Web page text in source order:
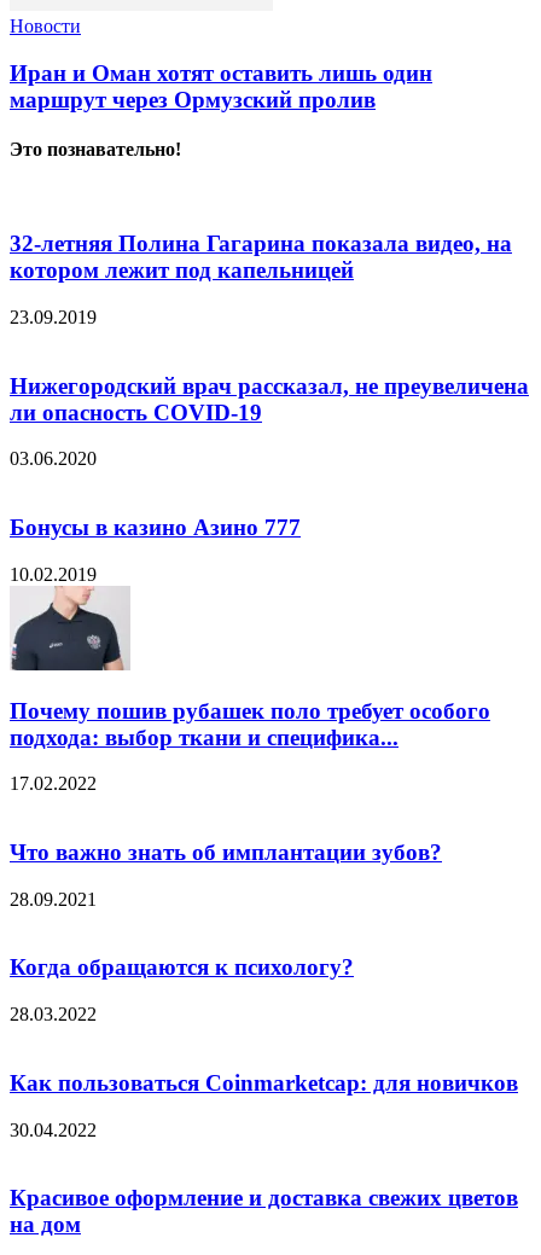
Новости
Иран и Оман хотят оставить лишь один
маршрут через Ормузский пролив
Это познавательно!
32-летняя Полина Гагарина показала видео, на
котором лежит под капельницей
23.09.2019
Нижегородский врач рассказал, не преувеличена
ли опасность COVID-19
03.06.2020
Бонусы в казино Азино 777
10.02.2019
Почему пошив рубашек поло требует особого
подхода: выбор ткани и специфика...
17.02.2022
Что важно знать об имплантации зубов?
28.09.2021
Когда обращаются к психологу?
28.03.2022
Как пользоваться Coinmarketcap: для новичков
30.04.2022
Красивое оформление и доставка свежих цветов
на дом